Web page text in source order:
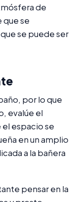
de
que se
se puede ser
por lo que
evalúe el
espacio se
en un amplio
a la bañera
pensar en la